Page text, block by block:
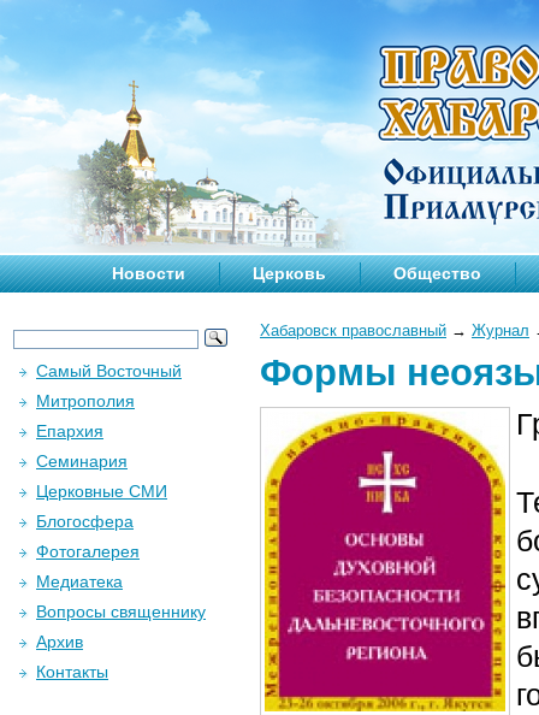
Новости Церковь Общество
Хабаровск православный → Журнал
Формы
Самый Восточный
Митрополия
Епархия
Семинария
Церковные СМИ
Блогосфера
Фотогалерея
Медиатека
Вопросы священнику
Архив
Контакты